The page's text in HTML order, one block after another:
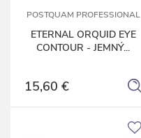
POSTQUAM PROFESSIONAL
ETERNAL ORQUID EYE
CONTOUR - JEMNÝ...
15,60 €